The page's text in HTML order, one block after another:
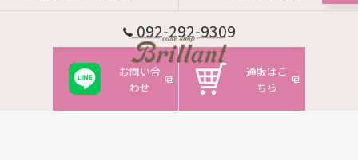
092-292-9309
お問い合
わせ
通販はこ
ちら
© 2026 福岡県箱崎周辺のケーキならcake shop Brillant ALL RIGHTS RESERVED.